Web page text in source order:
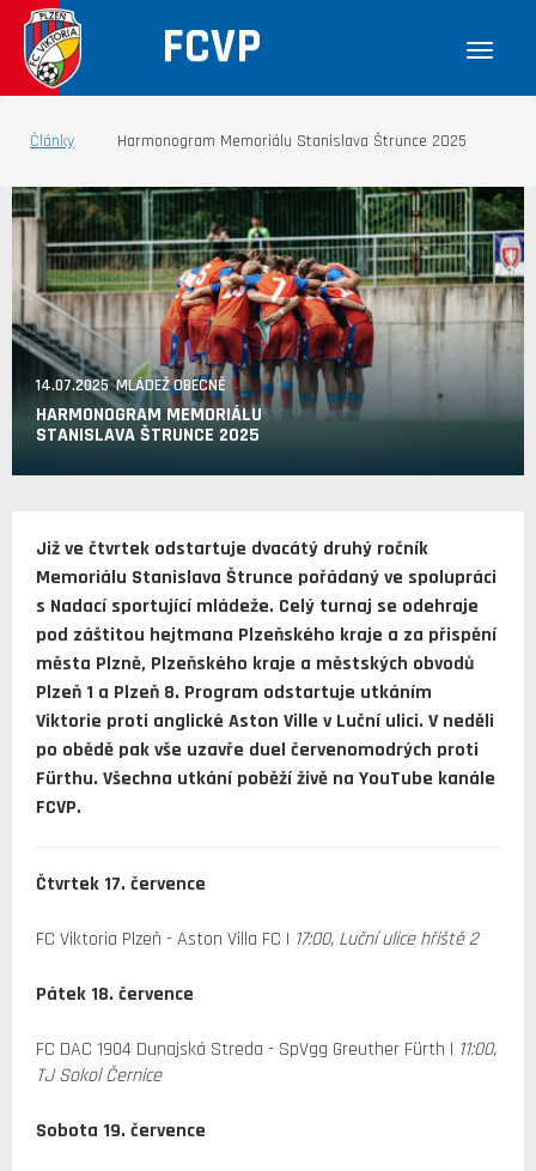
FCVP
Články Harmonogram Memoriálu Stanislava Štrunce 2025
14.07.2025 MLÁDEŽ OBECNĚ
HARMONOGRAM MEMORIÁLU
STANISLAVA ŠTRUNCE 2025
Již ve čtvrtek odstartuje dvacátý druhý ročník
Memoriálu Stanislava Štrunce pořádaný ve spolupráci
s Nadací sportující mládeže. Celý turnaj se odehraje
pod záštitou hejtmana Plzeňského kraje a za přispění
města Plzně, Plzeňského kraje a městských obvodů
Plzeň 1 a Plzeň 8. Program odstartuje utkáním
Viktorie proti anglické Aston Ville v Luční ulici. V neděli
po obědě pak vše uzavře duel červenomodrých proti
Fürthu. Všechna utkání poběží živě na YouTube kanále
FCVP.
Čtvrtek 17. července
FC Viktoria Plzeň - Aston Villa FC | 17:00, Luční ulice hřiště 2
Pátek 18. července
FC DAC 1904 Dunajská Streda - SpVgg Greuther Fürth | 11:00,
TJ Sokol Černice
Sobota 19. července